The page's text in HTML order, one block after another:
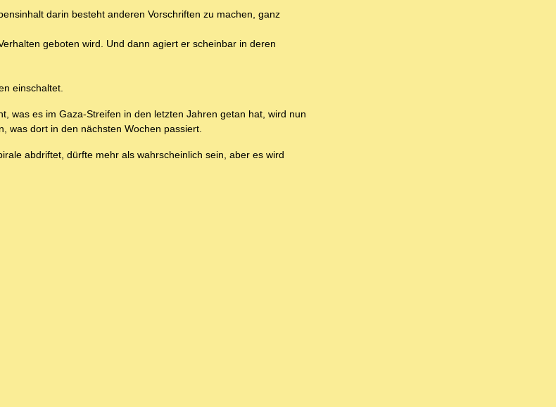
darin besteht anderen Vorschriften zu machen, ganz
geboten wird. Und dann agiert er scheinbar in deren
einschaltet.
was es im Gaza-Streifen in den letzten Jahren getan hat, wird nun
was dort in den nächsten Wochen passiert.
abdriftet, dürfte mehr als wahrscheinlich sein, aber es wird